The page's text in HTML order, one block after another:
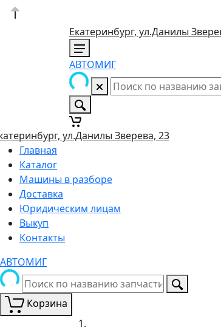
Екатеринбург, ул.Данилы
АВТОМИГ
ул.Данилы Зверева, 23
Главная
Каталог
Машины в разборе
Доставка
Юридическим лицам
Выкуп
Контакты
АВТОМИГ
Корзина